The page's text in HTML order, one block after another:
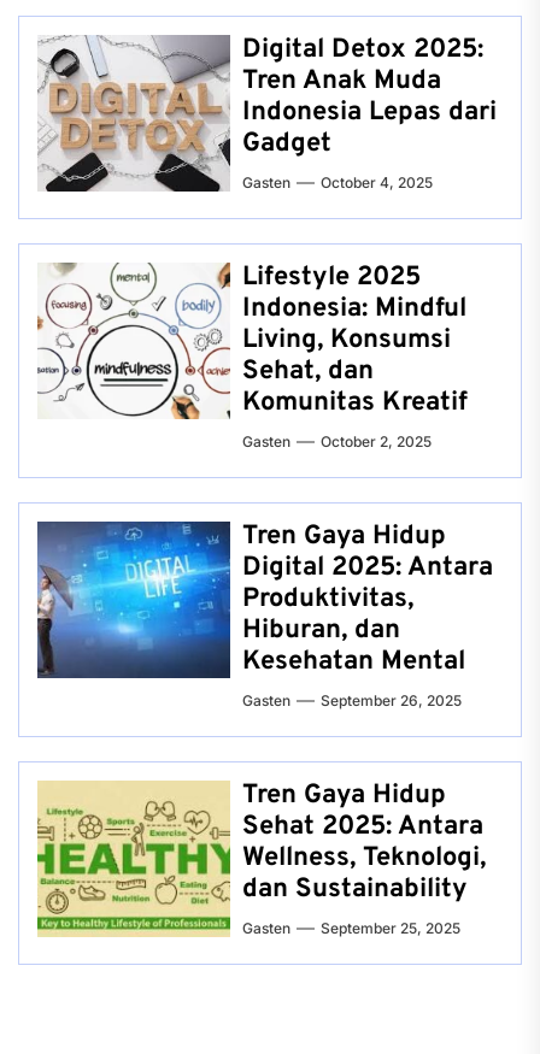
Digital Detox 2025:
Tren Anak Muda
Indonesia Lepas dari
Gadget
Gasten October 4, 2025
Lifestyle 2025
Indonesia: Mindful
Living, Konsumsi
Sehat, dan
Komunitas Kreatif
Gasten October 2, 2025
Tren Gaya Hidup
Digital 2025: Antara
Produktivitas,
Hiburan, dan
Kesehatan Mental
Gasten September 26, 2025
Tren Gaya Hidup
Sehat 2025: Antara
Wellness, Teknologi,
dan Sustainability
Gasten September 25, 2025